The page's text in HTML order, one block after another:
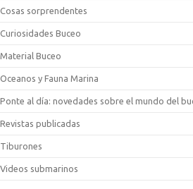
Cosas sorprendentes
Curiosidades Buceo
Material Buceo
Oceanos y Fauna Marina
Ponte al día: novedades sobre el mundo del
Revistas publicadas
Tiburones
Videos submarinos